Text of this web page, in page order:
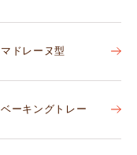
マドレーヌ型
ベーキングトレー